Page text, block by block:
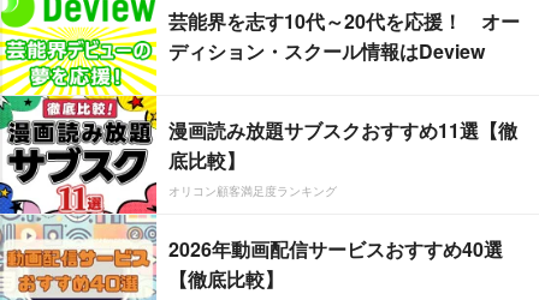
芸能界を志す10代～20代を応援！ オー
ディション・スクール情報はDeview
漫画読み放題サブスクおすすめ11選【徹
底比較】
オリコン顧客満足度ランキング
2026年動画配信サービスおすすめ40選
【徹底比較】